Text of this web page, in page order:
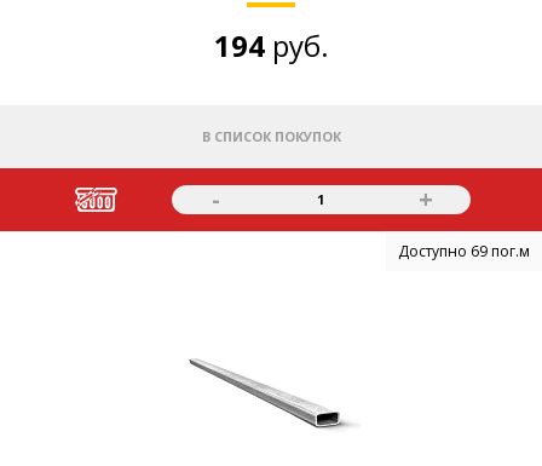
194 руб.
В СПИСОК ПОКУПОК
- 1 +
Доступно 69 пог.м